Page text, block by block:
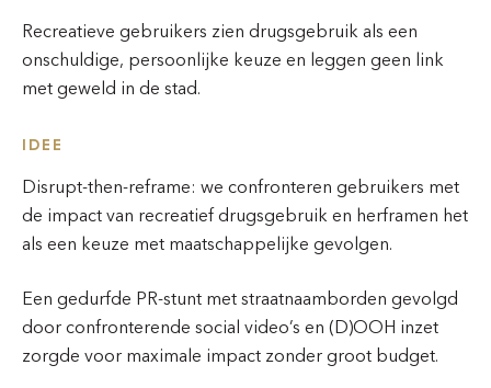
Recreatieve gebruikers zien drugsgebruik als een
onschuldige, persoonlijke keuze en leggen geen link
met geweld in de stad.
IDEE
Disrupt-then-reframe: we confronteren gebruikers met
de impact van recreatief drugsgebruik en herframen het
als een keuze met maatschappelijke gevolgen.
Een gedurfde PR-stunt met straatnaamborden gevolgd
door confronterende social video’s en (D)OOH inzet
zorgde voor maximale impact zonder groot budget.